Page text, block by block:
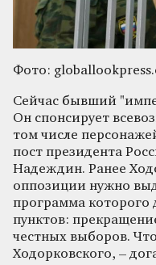
Фото:
Сейчас бывший
Он спонсирует
том числе
пост президента
Надеждин. Ранее
оппозиции нужно
программа которого
пунктов:
честных выборов.
Ходорковского, –